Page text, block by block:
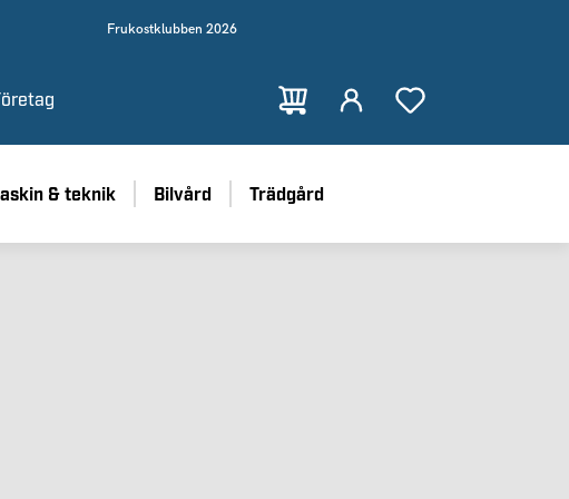
Frukostklubben 2026
& teknik Bilvård Trädgård